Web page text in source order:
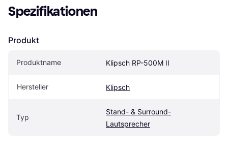
Spezifikationen
Produkt
Produktname Klipsch RP-500M II
Hersteller Klipsch
Typ
Stand- & Surround-
Lautsprecher